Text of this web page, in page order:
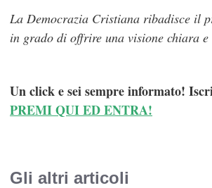
La Democrazia Cristiana ribadisce il
in grado di offrire una visione chiara
Un click e sei sempre informato!
PREMI QUI ED ENTRA!
Gli altri articoli